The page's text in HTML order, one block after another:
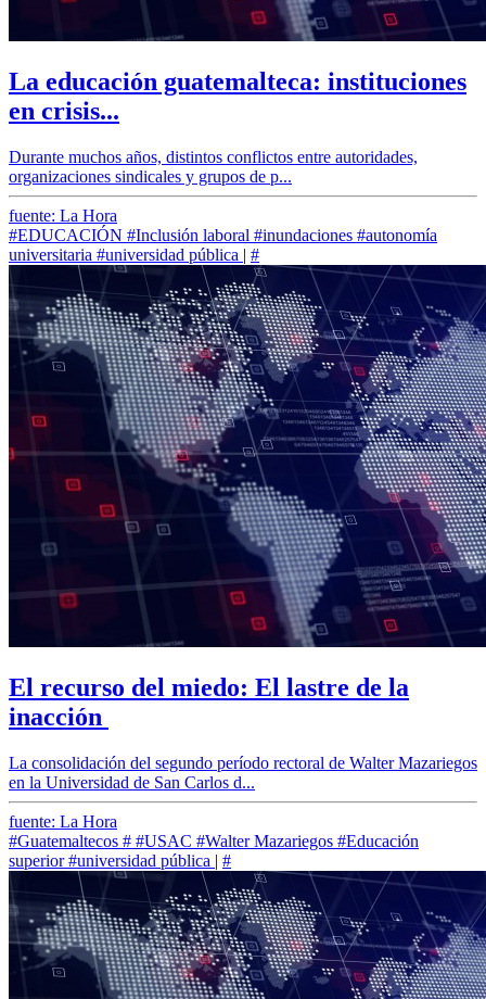
La educación guatemalteca: instituciones
en crisis...
Durante muchos años, distintos conflictos entre autoridades,
organizaciones sindicales y grupos de p...
fuente: La Hora
#EDUCACIÓN #Inclusión laboral #inundaciones #autonomía
universitaria #universidad pública | #
El recurso del miedo: El lastre de la
inacción
La consolidación del segundo período rectoral de Walter Mazariegos
en la Universidad de San Carlos d...
fuente: La Hora
#Guatemaltecos # #USAC #Walter Mazariegos #Educación
superior #universidad pública | #